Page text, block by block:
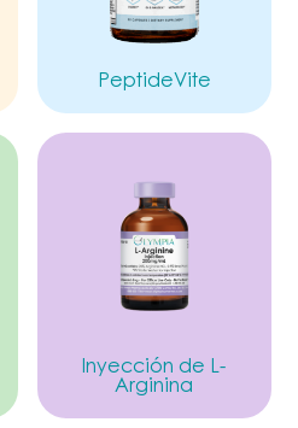
PeptideVite
Inyección de L-
Arginina